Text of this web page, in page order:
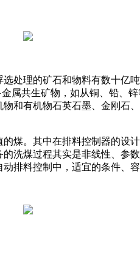
处理的矿石和物料有数十亿
属共生矿物，如从铜、铅、
和有机物石英石墨、金刚石
煤。其中在排料控制器的设
洗煤过程其实是非线性、参
排料控制中，适宜的条件、容